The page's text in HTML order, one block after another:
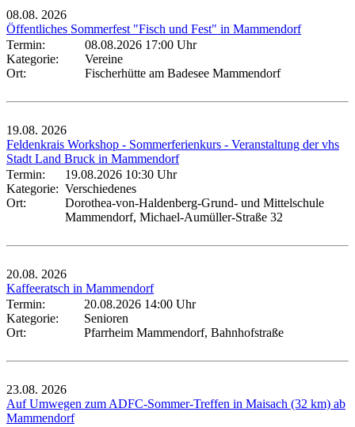
08.08. 2026
Öffentliches Sommerfest "Fisch und Fest" in Mammendorf
Termin:
08.08.2026 17:00 Uhr
Kategorie:
Vereine
Ort:
Fischerhütte am Badesee Mammendorf
19.08. 2026
Feldenkrais Workshop - Sommerferienkurs - Veranstaltung der vhs
Stadt Land Bruck in Mammendorf
Termin:
19.08.2026 10:30 Uhr
Kategorie: Verschiedenes
Ort:
Dorothea-von-Haldenberg-Grund- und Mittelschule
Mammendorf, Michael-Aumüller-Straße 32
20.08. 2026
Kaffeeratsch in Mammendorf
Termin:
20.08.2026 14:00 Uhr
Kategorie:
Senioren
Ort:
Pfarrheim Mammendorf, Bahnhofstraße
23.08. 2026
Auf Umwegen zum ADFC-Sommer-Treffen in Maisach (32 km) ab
Mammendorf